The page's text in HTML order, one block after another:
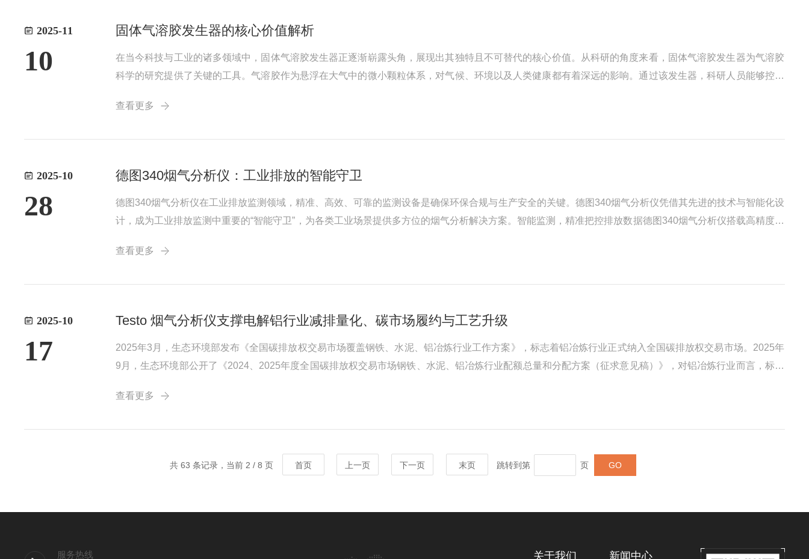
2025-11
10
固体气溶胶发生器的核心价值解析
在当今科技与工业的诸多领域中，固体气溶胶发生器正逐渐崭露头角，展现出其独特且不可替代的核心价值。从科研的角度来看，固体气溶胶发生器为气溶胶
科学的研究提供了关键的工具。气溶胶作为悬浮在大气中的微小颗粒体系，对气候、环境以及人类健康都有着深远的影响。通过该发生器，科研人员能够控制
据。而且，在材料科学研究领域，利用设备制备具有特殊性能的纳米颗粒材...
查看更多
2025-10
28
德图340烟气分析仪：工业排放的智能守卫
德图340烟气分析仪在工业排放监测领域，精准、高效、可靠的监测设备是确保环保合规与生产安全的关键。德图340烟气分析仪凭借其先进的技术与智能化设
计，成为工业排放监测中重要的“智能守卫”，为各类工业场景提供多方位的烟气分析解决方案。智能监测，精准把控排放数据德图340烟气分析仪搭载高精度传
厂、燃气锅炉还是化工生产，德图340都能实时提...
查看更多
2025-10
17
Testo 烟气分析仪支撑电解铝行业减排量化、碳市场履约与工艺升级
2025年3月，生态环境部发布《全国碳排放权交易市场覆盖钢铁、水泥、铝冶炼行业工作方案》，标志着铝冶炼行业正式纳入全国碳排放权交易市场。2025年
9月，生态环境部公开了《2024、2025年度全国碳排放权交易市场钢铁、水泥、铝冶炼行业配额总量和分配方案（征求意见稿）》，对铝冶炼行业而言，标志
减排放。技术创新是节能降碳的核心抓手，覆盖电解、...
查看更多
共 63 条记录，当前 2 / 8 页 首页 上一页 下一页 末页 跳转到第 页
服务热线 关于我们 新闻中心